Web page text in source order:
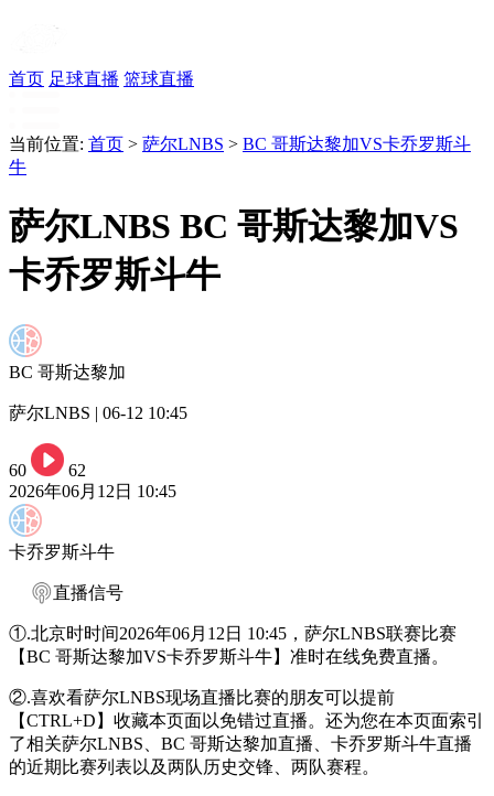
首页 足球直播 篮球直播
当前位置: 首页 > 萨尔LNBS > BC 哥斯达黎加VS卡乔罗斯斗
牛
萨尔LNBS BC 哥斯达黎加VS
卡乔罗斯斗牛
BC 哥斯达黎加
萨尔LNBS | 06-12 10:45
60
62
2026年06月12日 10:45
卡乔罗斯斗牛
直播信号
①.北京时时间2026年06月12日 10:45，萨尔LNBS联赛比赛
【BC 哥斯达黎加VS卡乔罗斯斗牛】准时在线免费直播。
②.喜欢看萨尔LNBS现场直播比赛的朋友可以提前
【CTRL+D】收藏本页面以免错过直播。还为您在本页面索引
了相关萨尔LNBS、BC 哥斯达黎加直播、卡乔罗斯斗牛直播
的近期比赛列表以及两队历史交锋、两队赛程。